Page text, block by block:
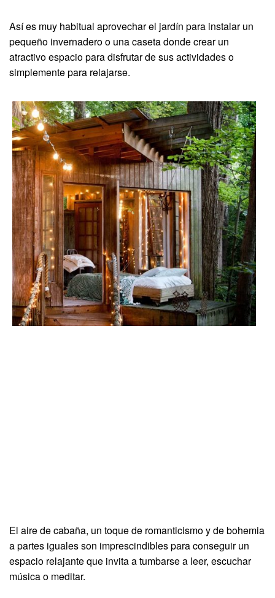
Así es muy habitual aprovechar el jardín para instalar un
pequeño invernadero o una caseta donde crear un
atractivo espacio para disfrutar de sus actividades o
simplemente para relajarse.
El aire de cabaña, un toque de romanticismo y de bohemia
a partes iguales son imprescindibles para conseguir un
espacio relajante que invita a tumbarse a leer, escuchar
música o meditar.